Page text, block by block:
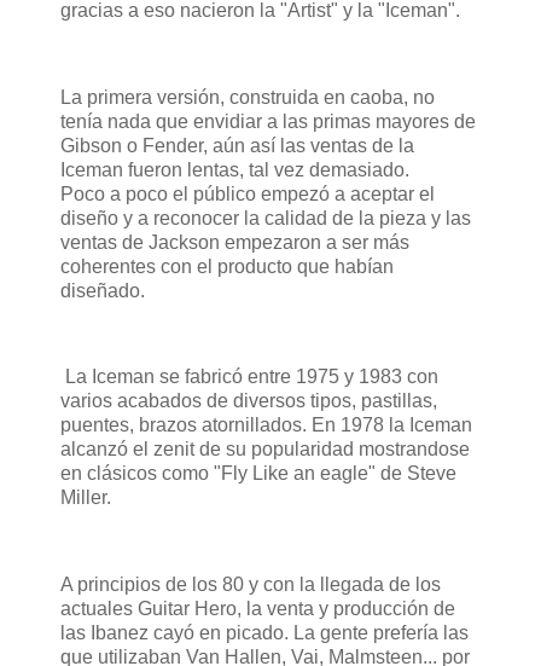
gracias a eso nacieron la "Artist" y la "Iceman".
La primera versión, construida en caoba, no
tenía nada que envidiar a las primas mayores de
Gibson o Fender, aún así las ventas de la
Iceman fueron lentas, tal vez demasiado.
Poco a poco el público empezó a aceptar el
diseño y a reconocer la calidad de la pieza y las
ventas de Jackson empezaron a ser más
coherentes con el producto que habían
diseñado.
La Iceman se fabricó entre 1975 y 1983 con
varios acabados de diversos tipos, pastillas,
puentes, brazos atornillados. En 1978 la Iceman
alcanzó el zenit de su popularidad mostrandose
en clásicos como "Fly Like an eagle" de Steve
Miller.
A principios de los 80 y con la llegada de los
actuales Guitar Hero, la venta y producción de
las Ibanez cayó en picado. La gente prefería las
que utilizaban Van Hallen, Vai, Malmsteen... por